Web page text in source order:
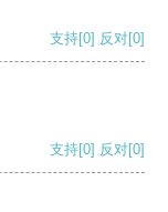
支持[0] 反对[0]
支持[0] 反对[0]